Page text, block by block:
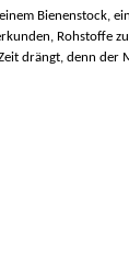
Bienenstock,
Rohstoffe
drängt, denn